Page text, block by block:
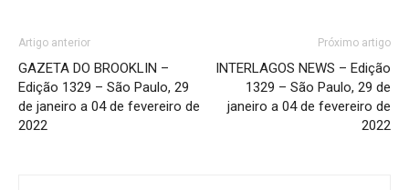
Artigo anterior
GAZETA DO BROOKLIN –
Edição 1329 – São Paulo, 29
de janeiro a 04 de fevereiro de
2022
Próximo artigo
INTERLAGOS NEWS – Edição
1329 – São Paulo, 29 de
janeiro a 04 de fevereiro de
2022